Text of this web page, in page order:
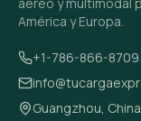
América y Europa.
+1-786-866-8709
Guangzhou, China